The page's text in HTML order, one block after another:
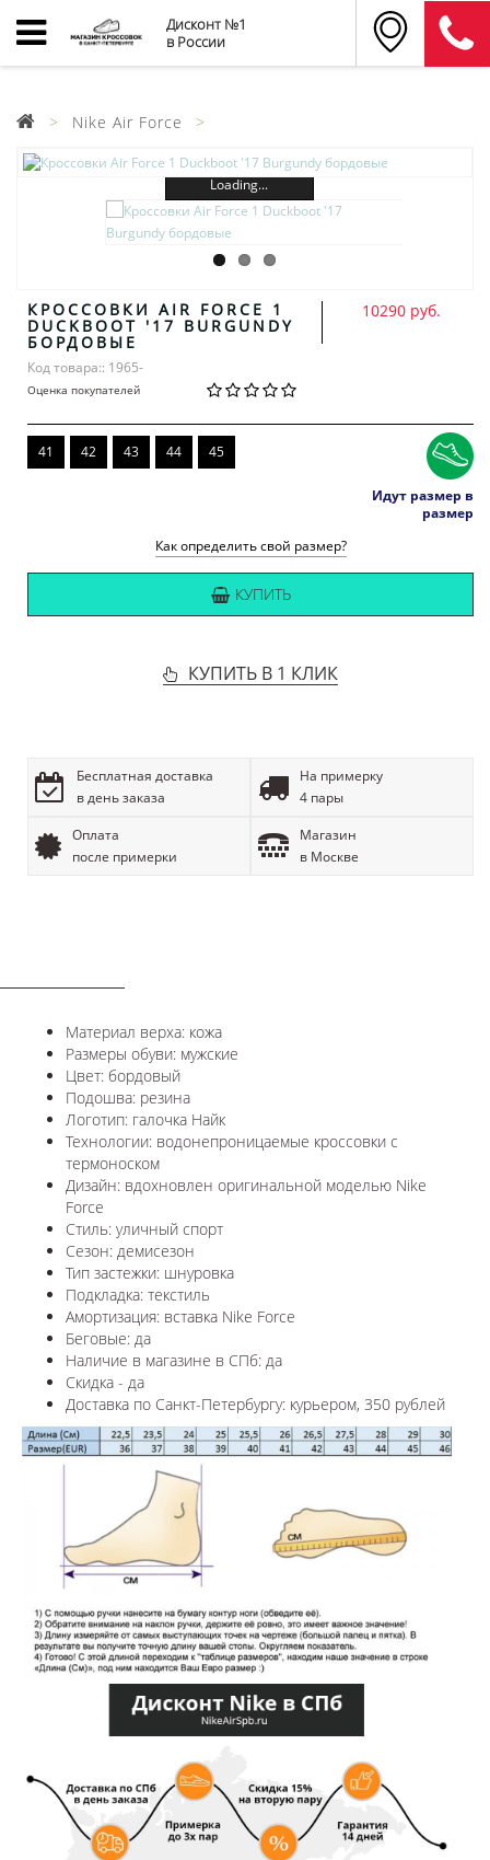
Дисконт №1
в России
Nike Air Force
Loading...
КРОССОВКИ AIR FORCE 1
DUCKBOOT '17 BURGUNDY
БОРДОВЫЕ
Код товара:: 1965-
Оценка покупателей
10290 руб.
41 42 43 44 45
Идут размер в
размер
Как определить свой размер?
КУПИТЬ
КУПИТЬ В 1 КЛИК
Бесплатная доставка
в день заказа
На примерку
4 пары
Оплата
после примерки
Магазин
в Москве
Материал верха: кожа
Размеры обуви: мужские
Цвет: бордовый
Подошва: резина
Логотип: галочка Найк
Технологии: водонепроницаемые кроссовки с
термоноском
Дизайн: вдохновлен оригинальной моделью Nike
Force
Стиль: уличный спорт
Сезон: демисезон
Тип застежки: шнуровка
Подкладка: текстиль
Амортизация: вставка Nike Force
Беговые: да
Наличие в магазине в СПб: да
Скидка - да
Доставка по Санкт-Петербургу: курьером, 350 рублей